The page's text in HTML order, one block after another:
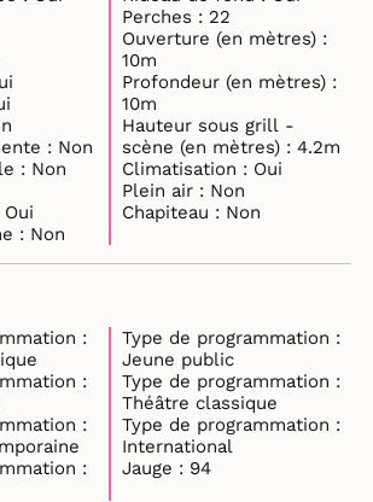
Oui
Rampe permanente : Non
Rampe amovible : Non
: Oui
Rideau de scène : Non
Perches : 22
Ouverture (en mètres) :
10m
Profondeur (en mètres) :
10m
Hauteur sous grill -
scène (en mètres) : 4.2m
Climatisation : Oui
Plein air : Non
Chapiteau : Non
:
:
:
:
Type de programmation :
Jeune public
Type de programmation :
Théâtre classique
Type de programmation :
International
Jauge : 94